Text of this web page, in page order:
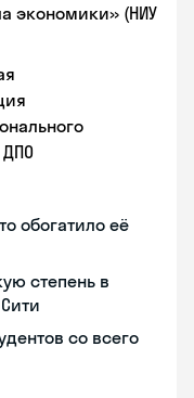
экономики» (НИУ
ДПО
обогатило её
степень в
со всего